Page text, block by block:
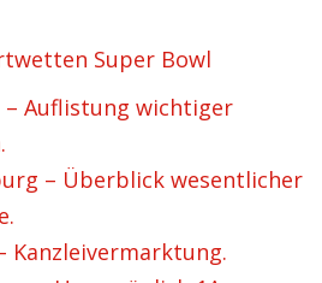
Super Bowl
– Auflistung wichtiger
– Überblick wesentlicher
Kanzleivermarktung.